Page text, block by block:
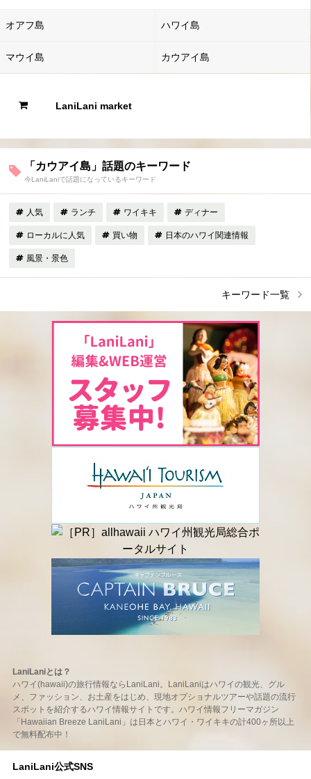
オアフ島 ハワイ島
マウイ島 カウアイ島
LaniLani market
「カウアイ島」話題のキーワード
今LaniLaniで話題になっているキーワード
人気 ランチ ワイキキ ディナー
ローカルに人気 買い物 日本のハワイ関連情報
風景・景色
キーワード一覧
LaniLaniとは？
ハワイ(hawaii)の旅行情報ならLaniLani。LaniLaniはハワイの観光、グル
メ、ファッション、お土産をはじめ、現地オプショナルツアーや話題の流行
スポットを紹介するハワイ情報サイトです。ハワイ情報フリーマガジン
「Hawaiian Breeze LaniLani」は日本とハワイ・ワイキキの計400ヶ所以上
で無料配布中！
LaniLani公式SNS